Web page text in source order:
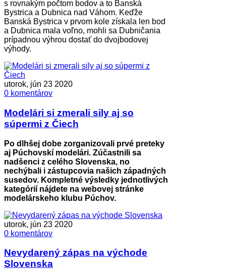
s rovnakým počtom bodov a to Banská
Bystrica a Dubnica nad Váhom. Keďže
Banská Bystrica v prvom kole získala len bod
a Dubnica mala voľno, mohli sa Dubničania
prípadnou výhrou dostať do dvojbodovej
výhody.
utorok, jún 23 2020
0 komentárov
Modelári si zmerali sily aj so
súpermi z Čiech
Po dlhšej dobe zorganizovali prvé preteky
aj Púchovskí modelári. Zúčastnili sa
nadšenci z celého Slovenska, no
nechýbali i zástupcovia našich západných
susedov. Kompletné výsledky jednotlivých
kategórií nájdete na webovej stránke
modelárskeho klubu Púchov.
utorok, jún 23 2020
0 komentárov
Nevydarený zápas na východe
Slovenska